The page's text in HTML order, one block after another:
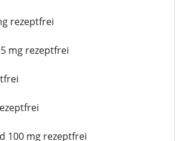
rezeptfrei
mg rezeptfrei
100 mg rezeptfrei